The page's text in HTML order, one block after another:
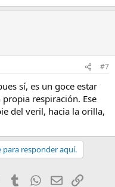
#7
sí, es un goce estar
respiración. Ese
del veril, hacia la orilla,
para responder aquí.
PinterestTumblr WhatsApp
EmailEnlace